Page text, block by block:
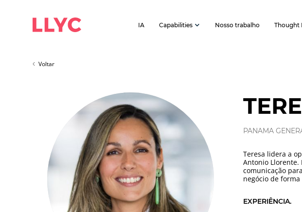
IA Capabilities Nosso trabalho Thought
Voltar
PANAMA
Teresa lidera a
Antonio Llorente.
comunicação
negócio de
EXPERIÊNCIA.